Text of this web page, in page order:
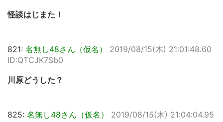
怪談はじまた！
821: 名無し48さん（仮名）
2019/08/15(木) 21:01:48.60
ID:QTCJK7Sb0
川原どうした？
825: 名無し48さん（仮名）
2019/08/15(木) 21:04:04.95